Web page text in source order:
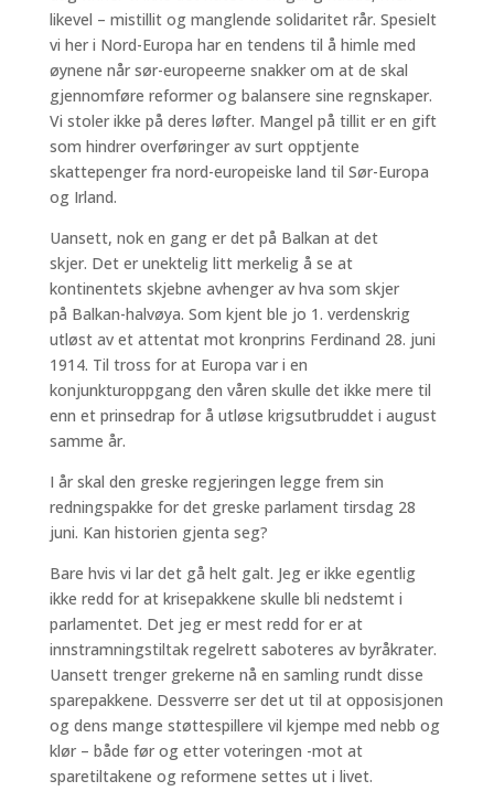
likevel – mistillit og manglende solidaritet rår. Spesielt
vi her i Nord-Europa har en tendens til å himle med
øynene når sør-europeerne snakker om at de skal
gjennomføre reformer og balansere sine regnskaper.
Vi stoler ikke på deres løfter. Mangel på tillit er en gift
som hindrer overføringer av surt opptjente
skattepenger fra nord-europeiske land til Sør-Europa
og Irland.
Uansett, nok en gang er det på Balkan at det
skjer. Det er unektelig litt merkelig å se at
kontinentets skjebne avhenger av hva som skjer
på Balkan-halvøya. Som kjent ble jo 1. verdenskrig
utløst av et attentat mot kronprins Ferdinand 28. juni
1914. Til tross for at Europa var i en
konjunkturoppgang den våren skulle det ikke mere til
enn et prinsedrap for å utløse krigsutbruddet i august
samme år.
I år skal den greske regjeringen legge frem sin
redningspakke for det greske parlament tirsdag 28
juni. Kan historien gjenta seg?
Bare hvis vi lar det gå helt galt. Jeg er ikke egentlig
ikke redd for at krisepakkene skulle bli nedstemt i
parlamentet. Det jeg er mest redd for er at
innstramningstiltak regelrett saboteres av byråkrater.
Uansett trenger grekerne nå en samling rundt disse
sparepakkene. Dessverre ser det ut til at opposisjonen
og dens mange støttespillere vil kjempe med nebb og
klør – både før og etter voteringen -mot at
sparetiltakene og reformene settes ut i livet.